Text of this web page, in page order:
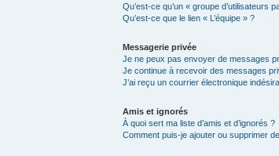
Qu’est-ce qu’un « groupe d’utilisateurs
Qu’est-ce que le lien « L’équipe » ?
Messagerie privée
Je ne peux pas envoyer de messages
Je continue à recevoir des messages
J’ai reçu un courrier électronique
Amis et ignorés
À quoi sert ma liste d’amis et d’ignorés ?
Comment puis-je ajouter ou supprimer